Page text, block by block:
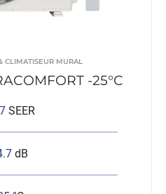
CLIMATISEUR MURAL
-25°C
SEER
dB